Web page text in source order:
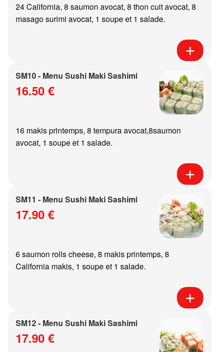
24 California, 8 saumon avocat, 8 thon cuit avocat, 8
masago surimi avocat, 1 soupe et 1 salade.
SM10 - Menu Sushi Maki Sashimi
16.50 €
16 makis printemps, 8 tempura avocat,8saumon
avocat, 1 soupe et 1 salade.
SM11 - Menu Sushi Maki Sashimi
17.90 €
6 saumon rolls cheese, 8 makis printemps, 8
California makis, 1 soupe et 1 salade.
SM12 - Menu Sushi Maki Sashimi
17.90 €